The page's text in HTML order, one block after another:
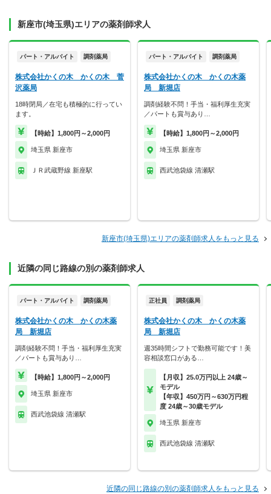
新座市(埼玉県)エリアの薬剤師求人
パート・アルバイト 調剤薬局
株式会社かくの木 かくの木 菅
沢薬局
18時閉局／在宅も積極的に行ってい
ます。
【時給】1,800円～2,000円
埼玉県 新座市
ＪＲ武蔵野線 新座駅
パート・アルバイト 調剤薬局
株式会社かくの木 かくの木薬
局 新堀店
調剤経験不問！手当・福利厚生充実
／パートも賞与あり…
【時給】1,800円～2,000円
埼玉県 新座市
西武池袋線 清瀬駅
新座市(埼玉県)エリアの薬剤師求人をもっと見る
近隣の同じ路線の別の薬剤師求人
パート・アルバイト 調剤薬局
株式会社かくの木 かくの木薬
局 新堀店
調剤経験不問！手当・福利厚生充実
／パートも賞与あり…
【時給】1,800円～2,000円
埼玉県 新座市
西武池袋線 清瀬駅
正社員 調剤薬局
株式会社かくの木 かくの木薬
局 新堀店
週35時間シフトで勤務可能です！美
容相談窓口がある…
【月収】25.0万円以上 24歳～
モデル
【年収】450万円～630万円程
度 24歳～30歳モデル
埼玉県 新座市
西武池袋線 清瀬駅
近隣の同じ路線の別の薬剤師求人をもっと見る